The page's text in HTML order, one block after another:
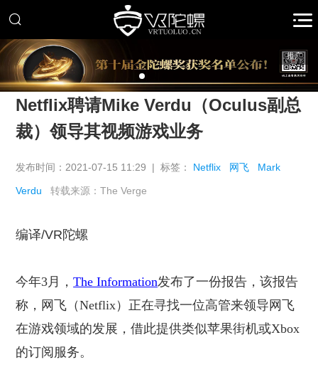
推广
Netflix聘请Mike Verdu（Oculus副总
裁）领导其视频游戏业务
发布时间：2021-07-15 11:29 | 标签： Netflix 网飞 Mark
Verdu 转载来源：The Verge
编译/VR 陀螺
今年3月，The Information发布了一份报告，该报告
称，网飞（Netflix）正在寻找一位高管来领导网飞
在游戏领域的发展，借此提供类似苹果街机或Xbox
的订阅服务。